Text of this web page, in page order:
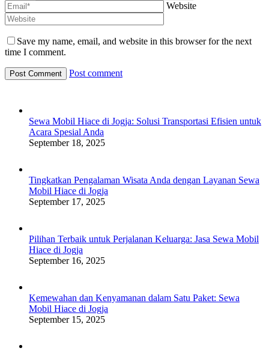
Website
Save my name, email, and website in this browser for the next
time I comment.
Post comment
Sewa Mobil Hiace di Jogja: Solusi Transportasi Efisien untuk
Acara Spesial Anda
September 18, 2025
Tingkatkan Pengalaman Wisata Anda dengan Layanan Sewa
Mobil Hiace di Jogja
September 17, 2025
Pilihan Terbaik untuk Perjalanan Keluarga: Jasa Sewa Mobil
Hiace di Jogja
September 16, 2025
Kemewahan dan Kenyamanan dalam Satu Paket: Sewa
Mobil Hiace di Jogja
September 15, 2025